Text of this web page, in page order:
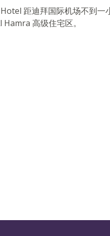
距迪拜国际机场不到一
高级住宅区。